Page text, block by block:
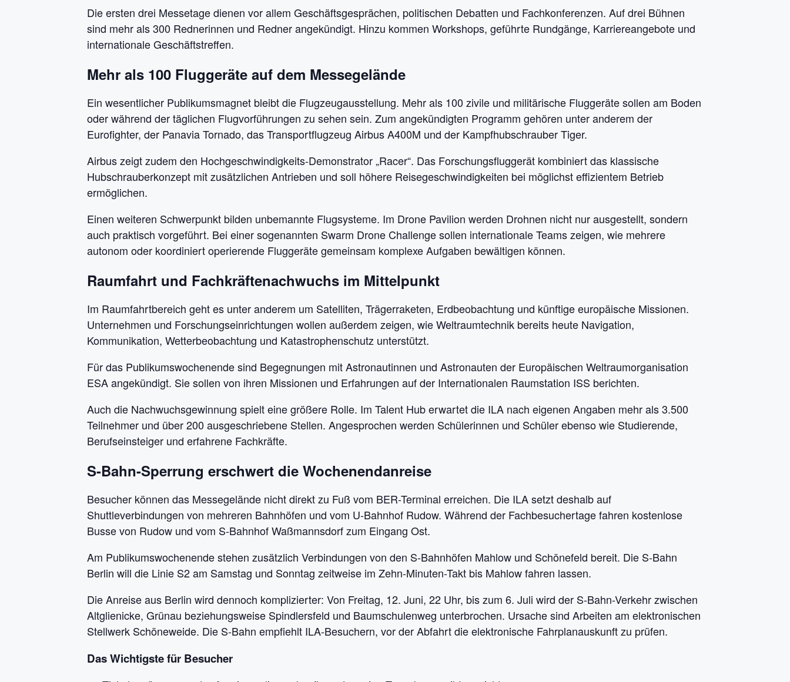
Die ersten drei Messetage dienen vor allem Geschäftsgesprächen, politischen Debatten und Fachkonferenzen. Auf drei Bühnen
sind mehr als 300 Rednerinnen und Redner angekündigt. Hinzu kommen Workshops, geführte Rundgänge, Karriereangebote und
internationale Geschäftstreffen.
Mehr als 100 Fluggeräte auf dem Messegelände
Ein wesentlicher Publikumsmagnet bleibt die Flugzeugausstellung. Mehr als 100 zivile und militärische Fluggeräte sollen am Boden
oder während der täglichen Flugvorführungen zu sehen sein. Zum angekündigten Programm gehören unter anderem der
Eurofighter, der Panavia Tornado, das Transportflugzeug Airbus A400M und der Kampfhubschrauber Tiger.
Airbus zeigt zudem den Hochgeschwindigkeits-Demonstrator „Racer“. Das Forschungsfluggerät kombiniert das klassische
Hubschrauberkonzept mit zusätzlichen Antrieben und soll höhere Reisegeschwindigkeiten bei möglichst effizientem Betrieb
ermöglichen.
Einen weiteren Schwerpunkt bilden unbemannte Flugsysteme. Im Drone Pavilion werden Drohnen nicht nur ausgestellt, sondern
auch praktisch vorgeführt. Bei einer sogenannten Swarm Drone Challenge sollen internationale Teams zeigen, wie mehrere
autonom oder koordiniert operierende Fluggeräte gemeinsam komplexe Aufgaben bewältigen können.
Raumfahrt und Fachkräftenachwuchs im Mittelpunkt
Im Raumfahrtbereich geht es unter anderem um Satelliten, Trägerraketen, Erdbeobachtung und künftige europäische Missionen.
Unternehmen und Forschungseinrichtungen wollen außerdem zeigen, wie Weltraumtechnik bereits heute Navigation,
Kommunikation, Wetterbeobachtung und Katastrophenschutz unterstützt.
Für das Publikumswochenende sind Begegnungen mit Astronautinnen und Astronauten der Europäischen Weltraumorganisation
ESA angekündigt. Sie sollen von ihren Missionen und Erfahrungen auf der Internationalen Raumstation ISS berichten.
Auch die Nachwuchsgewinnung spielt eine größere Rolle. Im Talent Hub erwartet die ILA nach eigenen Angaben mehr als 3.500
Teilnehmer und über 200 ausgeschriebene Stellen. Angesprochen werden Schülerinnen und Schüler ebenso wie Studierende,
Berufseinsteiger und erfahrene Fachkräfte.
S-Bahn-Sperrung erschwert die Wochenendanreise
Besucher können das Messegelände nicht direkt zu Fuß vom BER-Terminal erreichen. Die ILA setzt deshalb auf
Shuttleverbindungen von mehreren Bahnhöfen und vom U-Bahnhof Rudow. Während der Fachbesuchertage fahren kostenlose
Busse von Rudow und vom S-Bahnhof Waßmannsdorf zum Eingang Ost.
Am Publikumswochenende stehen zusätzlich Verbindungen von den S-Bahnhöfen Mahlow und Schönefeld bereit. Die S-Bahn
Berlin will die Linie S2 am Samstag und Sonntag zeitweise im Zehn-Minuten-Takt bis Mahlow fahren lassen.
Die Anreise aus Berlin wird dennoch komplizierter: Von Freitag, 12. Juni, 22 Uhr, bis zum 6. Juli wird der S-Bahn-Verkehr zwischen
Altglienicke, Grünau beziehungsweise Spindlersfeld und Baumschulenweg unterbrochen. Ursache sind Arbeiten am elektronischen
Stellwerk Schöneweide. Die S-Bahn empfiehlt ILA-Besuchern, vor der Abfahrt die elektronische Fahrplanauskunft zu prüfen.
Das Wichtigste für Besucher